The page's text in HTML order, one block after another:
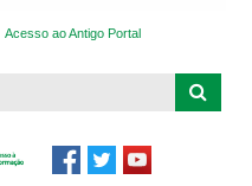
Acesso ao Antigo Portal